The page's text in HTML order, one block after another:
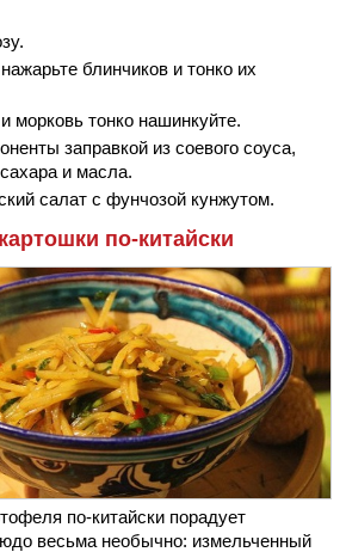
блинчиков и тонко их
морковь тонко нашинкуйте.
заправкой из соевого соуса,
и масла.
салат с фунчозой кунжутом.
по-китайски
по-китайски порадует
весьма необычно: измельченный